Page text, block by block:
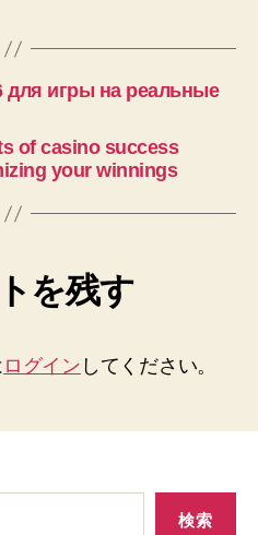
для игры на реальные
of casino success
your winnings
を残す
ログイン してください。
検索